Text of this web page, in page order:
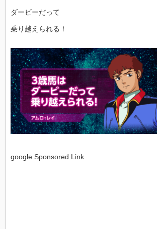
ダービーだって
乗り越えられる！
google Sponsored Link